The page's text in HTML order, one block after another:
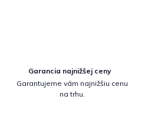
Garancia najnižšej ceny
Garantujeme vám najnižšiu cenu
na trhu.